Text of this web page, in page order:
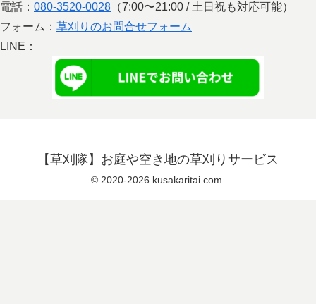
電話： 080-3520-0028 （7:00〜21:00 / 土日祝も対応可能）
フォーム： 草刈りのお問合せフォーム
LINE：
【草刈隊】お庭や空き地の草刈りサービス
© 2020-2026 kusakaritai.com.